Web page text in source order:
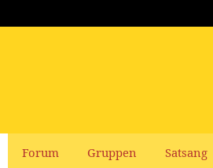
Forum Gruppen Satsang